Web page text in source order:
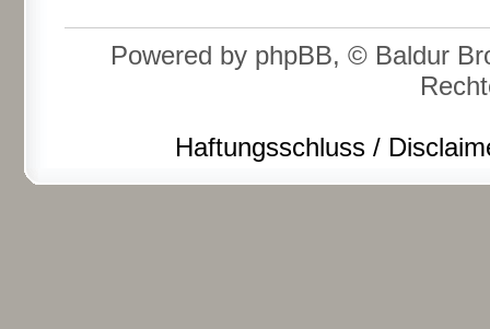
Powered by phpBB, © Baldur
Haftungsschluss /